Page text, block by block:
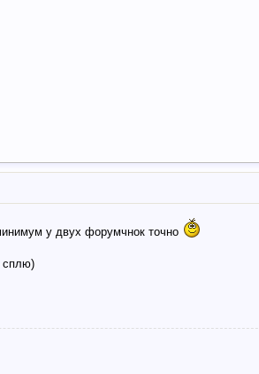
у двух форумчнок точно
сплю)